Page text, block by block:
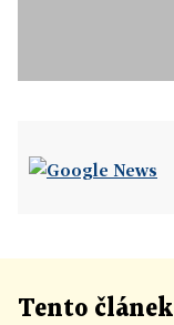
Tento článek